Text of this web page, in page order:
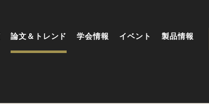
論文＆トレンド 学会情報 イベント 製品情報